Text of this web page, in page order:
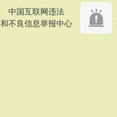
中国互联网违法
和不良信息举报中心